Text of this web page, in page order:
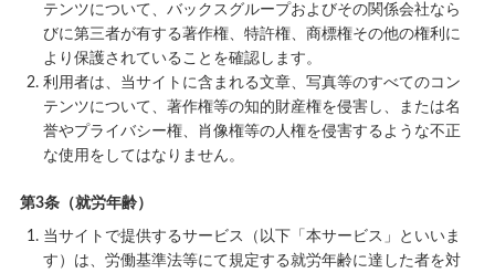
テンツについて、バックスグループおよびその関係会社なら
びに第三者が有する著作権、特許権、商標権その他の権利に
より保護されていることを確認します。
利用者は、当サイトに含まれる文章、写真等のすべてのコン
テンツについて、著作権等の知的財産権を侵害し、または名
誉やプライバシー権、肖像権等の人権を侵害するような不正
な使用をしてはなりません。
第3条（就労年齢）
当サイトで提供するサービス（以下「本サービス」といいま
す）は、労働基準法等にて規定する就労年齢に達した者を対